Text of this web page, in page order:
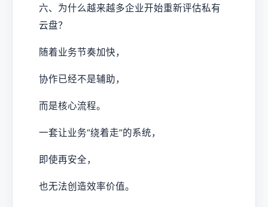
六、为什么越来越多企业开始重新评估私有
云盘？
随着业务节奏加快，
协作已经不是辅助，
而是核心流程。
一套让业务“绕着走”的系统，
即使再安全，
也无法创造效率价值。